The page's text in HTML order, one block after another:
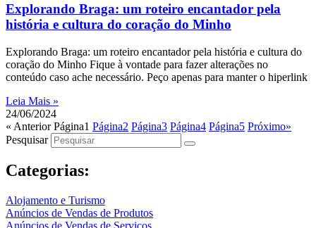
Explorando Braga: um roteiro encantador pela
história e cultura do coração do Minho
Explorando Braga: um roteiro encantador pela história e cultura do
coração do Minho Fique à vontade para fazer alterações no
conteúdo caso ache necessário. Peço apenas para manter o hiperlink
Leia Mais »
24/06/2024
« Anterior Página1 Página2 Página3 Página4 Página5 Próximo»
Pesquisar
Categorias:
Alojamento e Turismo
Anúncios de Vendas de Produtos